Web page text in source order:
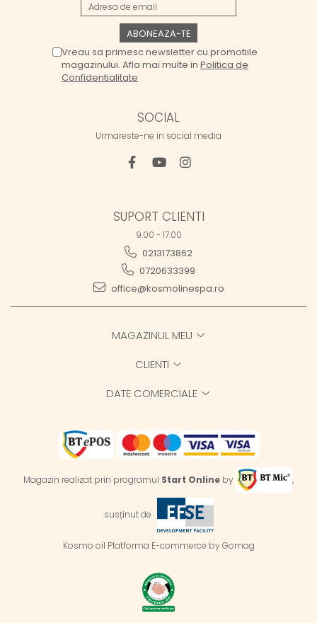
Vreau sa primesc newsletter cu promotiile
magazinului. Afla mai multe in Politica de
Confidentialitate
SOCIAL
Urmareste-ne in social media
SUPORT CLIENTI
9.00 - 17.00
0213173862
0720633399
office@kosmolinespa.ro
MAGAZINUL MEU
CLIENTI
DATE COMERCIALE
Magazin realizat prin programul Start Online by ,
susținut de
Kosmo oil Platforma E-commerce by Gomag